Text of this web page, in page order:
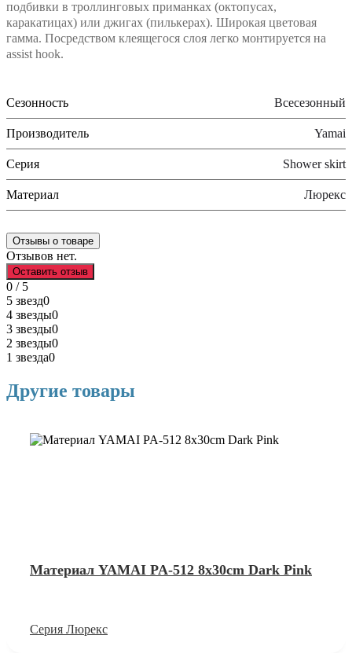
подбивки в троллинговых приманках (октопусах,
каракатицах) или джигах (пилькерах). Широкая цветовая
гамма. Посредством клеящегося слоя легко монтируется на
assist hook.
Сезонность Всесезонный
Производитель Yamai
Серия Shower skirt
Материал Люрекс
Отзывы о товаре
Отзывов нет.
Оставить отзыв
0 / 5
5 звезд0
4 звезды0
3 звезды0
2 звезды0
1 звезда0
Другие товары
Материал YAMAI PA-512 8x30cm Dark Pink
Серия Люрекс